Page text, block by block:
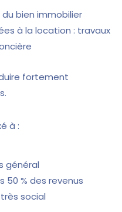
bien immobilier
à la location : travaux
fortement
à :
général
50 % des revenus
social